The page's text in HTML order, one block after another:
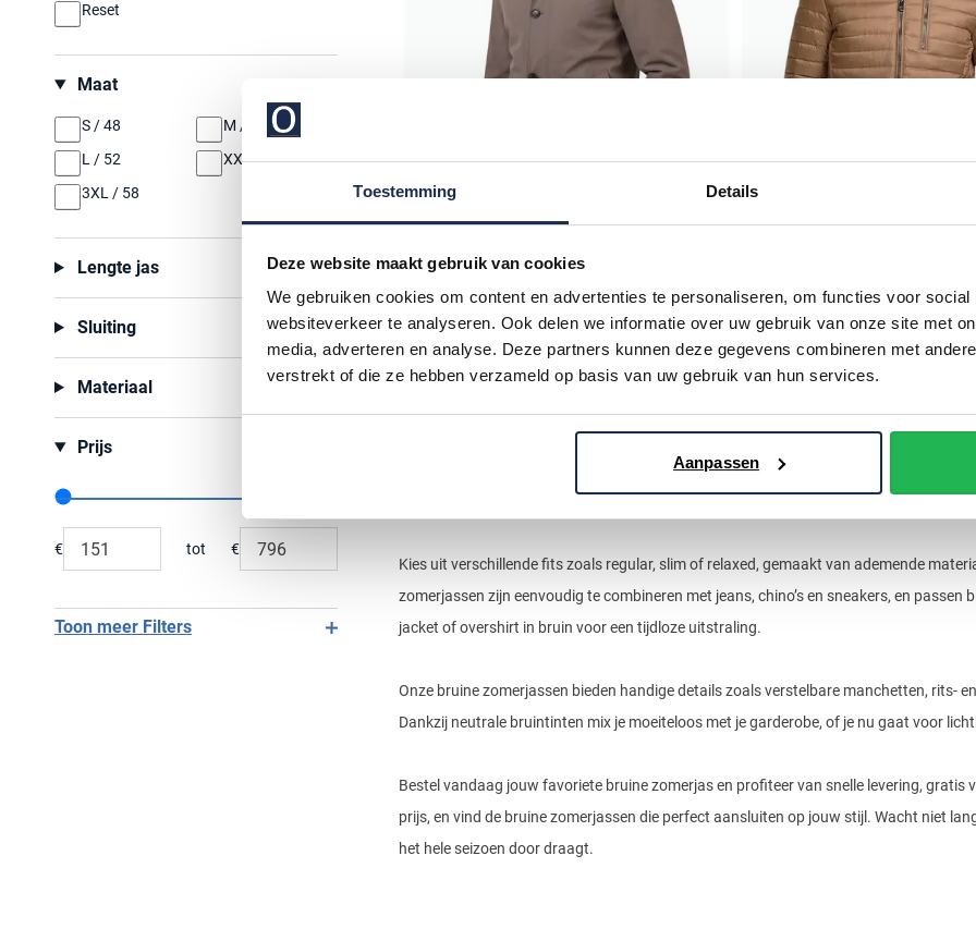
Toestemming Details
Deze website maakt gebruik van cookies
We gebruiken cookies om content en advertenties te personaliseren, om functies voor social
websiteverkeer te analyseren. Ook delen we informatie over uw gebruik van onze site met
media, adverteren en analyse. Deze partners kunnen deze gegevens combineren met
verstrekt of die ze hebben verzameld op basis van uw gebruik van hun services.
Aanpassen
Reset
Maat
S / 48
M / 50
L / 52
XXL / 56
3XL / 58
Lengte jas
Sluiting
Materiaal
Prijs
Range slider min value
Range slider max value
€
tot
€
Toon meer Filters
Airforce
softshelljas bruin rits en knopen
€ 199,95 € 159,96
jas gewatteerd bruin
normale fit
€ 189,95 € 151,96 - 20%
Op zoek naar bruine zomerjassen die stijl en comfort combineren? Ontdek onze
lichtgewicht modellen tot waterafstotende varianten, je vindt hier de ideale jas voor
Kies uit verschillende fits zoals regular, slim of relaxed, gemaakt van ademende
zomerjassen zijn eenvoudig te combineren met jeans, chino’s en sneakers, en
jacket of overshirt in bruin voor een tijdloze uitstraling.
Onze bruine zomerjassen bieden handige details zoals verstelbare manchetten, rits-
Dankzij neutrale bruintinten mix je moeiteloos met je garderobe, of je nu gaat voor
Bestel vandaag jouw favoriete bruine zomerjas en profiteer van snelle levering, gratis
prijs, en vind de bruine zomerjassen die perfect aansluiten op jouw stijl. Wacht niet
het hele seizoen door draagt.